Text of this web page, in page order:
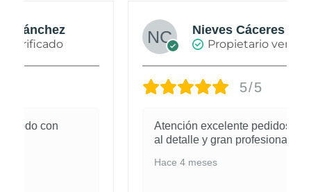
Nieves Cáceres Cabañas
Propietario verificado
5/5
Atención excelente pedidos cuidados
al detalle y gran profesional.